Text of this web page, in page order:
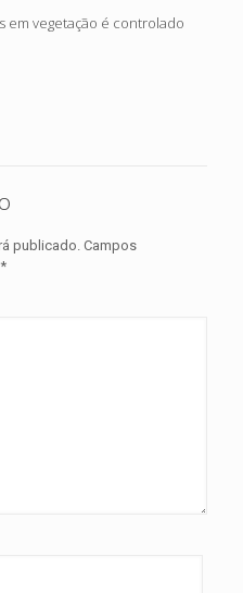
em vegetação é controlado
publicado. Campos
*